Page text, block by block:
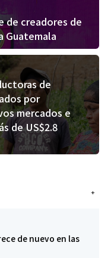
de creadores de
Guatemala
de
por
mercados e
de US$2.8
+
de nuevo en las